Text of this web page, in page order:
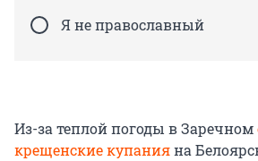
Я не православный
Из-за теплой погоды в Заречном
крещенские купанияна